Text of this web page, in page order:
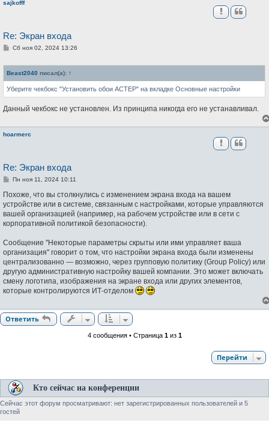
е
sajkofff
Re: Экран входа
С
щ
е
н
и
Сб ноя 02, 2024 13:26
Beast2040 писал(а): ↑
Уберите чекбокс "Установить обои АСТЕР" на вкладке Основные настройки
Данный чекбокс не установлен. Из принципа никогда его не устанавливал.
hoarmerc
Re: Экран входа
С
о
щ
е
н
и
Пн ноя 11, 2024 10:11
Похоже, что вы столкнулись с изменением экрана входа на вашем
устройстве или в системе, связанным с настройками, которые управляются
вашей организацией (например, на рабочем устройстве или в сети с
корпоративной политикой безопасности).
Сообщение "Некоторые параметры скрыты или ими управляет ваша
организация" говорит о том, что настройки экрана входа были изменены
централизованно — возможно, через групповую политику (Group Policy) или
другую административную настройку вашей компании. Это может включать
смену логотипа, изображения на экране входа или других элементов,
которые контролируются ИТ-отделом
Ответить
4 сообщения • Страница 1из 1
Перейти
Кто сейчас на конференции
Сейчас этот форум просматривают: нет зарегистрированных пользователей и 5
гостей